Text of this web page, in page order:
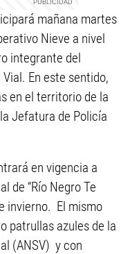
mañana martes
Nieve a nivel
integrante del
En este sentido,
en el territorio de la
Jefatura de Policía
en vigencia a
de “Río Negro Te
invierno. El mismo
patrullas azules de la
(ANSV) y con